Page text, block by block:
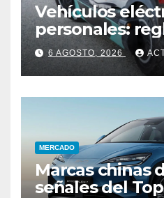
Vehículos
personales:
Colombia
6 AGOSTO, 2026
MERCADO
Marcas chinas
señales del